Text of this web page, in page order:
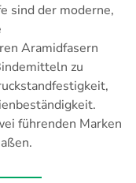
sind der moderne,
Aramidfasern
zu
führenden Marken